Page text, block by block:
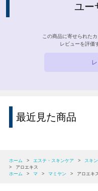
ユー
この商品に寄せられた
レビューを評価
最近見た商品
ホーム > エステ・スキンケア > スキ
>
アロエキス
ホーム
> マ > マミヤン > アロエキス